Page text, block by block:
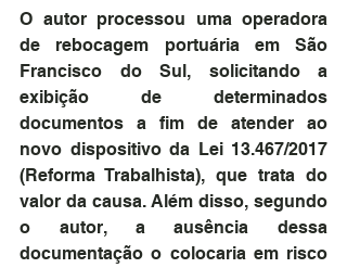
O autor processou uma operadora
de rebocagem portuária em São
Francisco do Sul, solicitando a
exibição de determinados
documentos a fim de atender ao
novo dispositivo da Lei 13.467/2017
(Reforma Trabalhista), que trata do
valor da causa. Além disso, segundo
o autor, a ausência dessa
documentação o colocaria em risco